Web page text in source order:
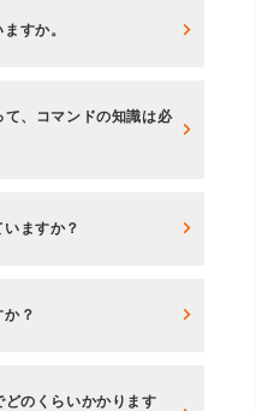
すか。
、コマンドの知識は必
ますか？
？
のくらいかかります